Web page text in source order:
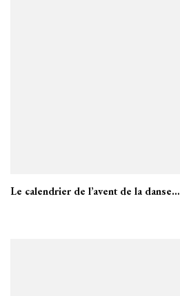
Le calendrier de l’avent de la danse…